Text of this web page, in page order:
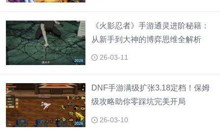
《火影忍者》手游通灵进阶秘籍：
从新手到大神的博弈思维全解析
26-03-11
DNF手游满级扩张3.18定档！保姆
级攻略助你零踩坑完美开局
26-03-10